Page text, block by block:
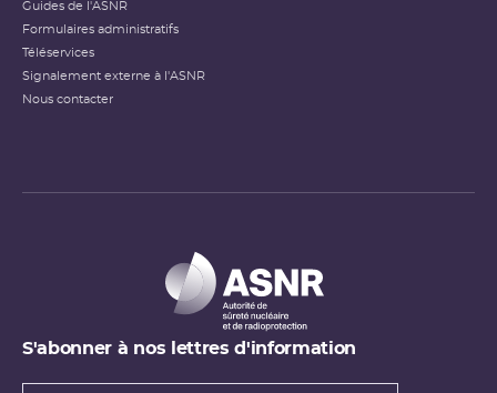
Guides de l'ASNR
Formulaires administratifs
Téléservices
Signalement externe à l'ASNR
Nous contacter
S'abonner à nos lettres d'information
Types de